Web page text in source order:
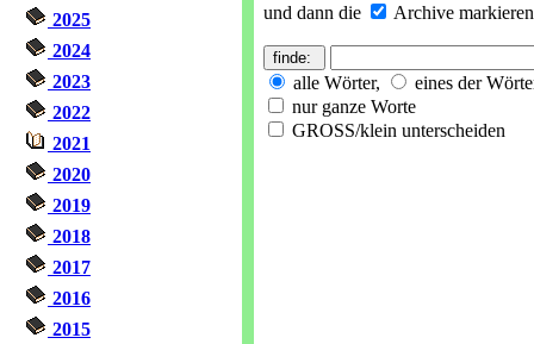
2025
2024
2023
2022
2021
2020
2019
2018
2017
2016
2015
und dann die
Archive
alle Wörter,
eines der
nur ganze Worte
GROSS/klein unterscheiden